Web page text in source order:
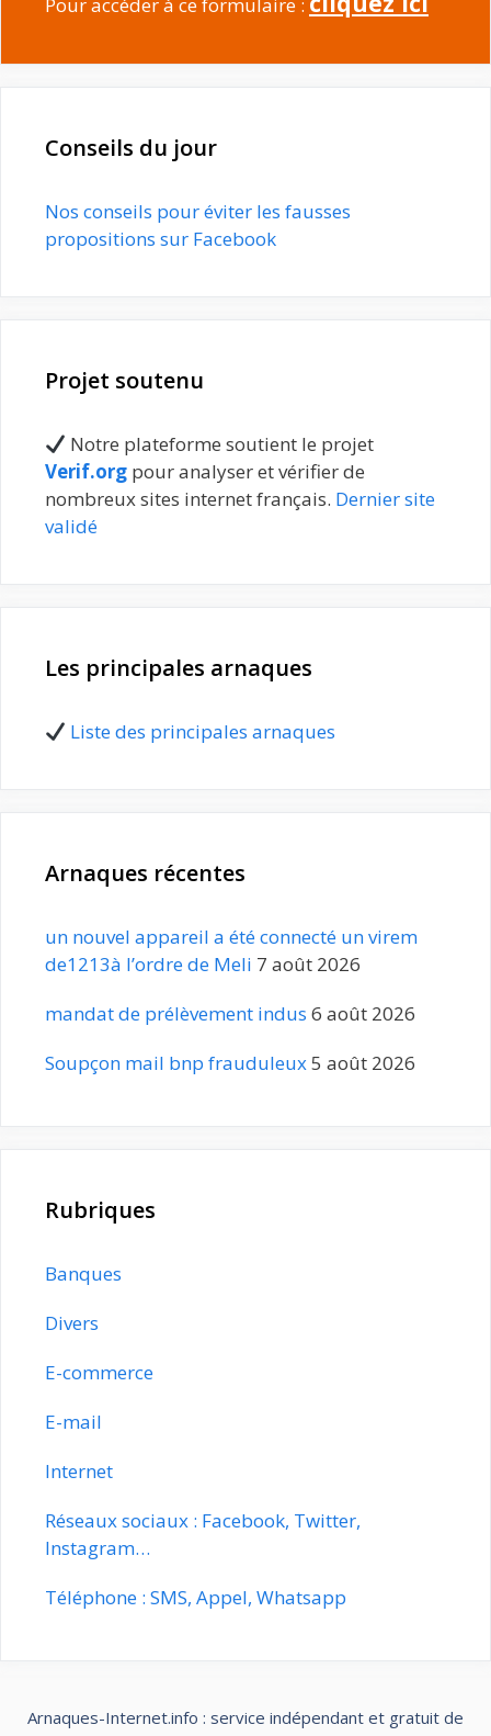
Conseils du jour
Nos conseils pour éviter les fausses
propositions sur Facebook
Projet soutenu
Notre plateforme soutient le projet
Verif.org pour analyser et vérifier de
nombreux sites internet français. Dernier site
validé
Les principales arnaques
Liste des principales arnaques
Arnaques récentes
un nouvel appareil a été connecté un virem
de1213à l’ordre de Meli 7 août 2026
mandat de prélèvement indus 6 août 2026
Soupçon mail bnp frauduleux5 août 2026
Rubriques
Banques
Divers
E-commerce
E-mail
Internet
Réseaux sociaux : Facebook, Twitter,
Instagram…
Téléphone : SMS, Appel, Whatsapp
Arnaques-Internet.info : service indépendant et gratuit de